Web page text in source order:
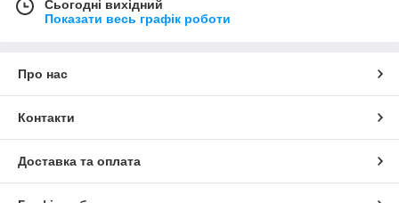
Сьогодні вихідний
Показати весь графік роботи
Про нас
Контакти
Доставка та оплата